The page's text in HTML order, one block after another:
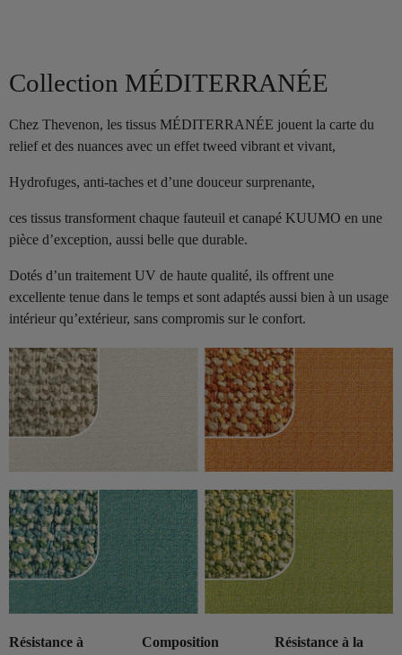
Collection MÉDITERRANÉE
Chez Thevenon, les tissus MÉDITERRANÉE jouent la carte du
relief et des nuances avec un effet tweed vibrant et vivant,
Hydrofuges, anti-taches et d’une douceur surprenante,
ces tissus transforment chaque fauteuil et canapé KUUMO en une
pièce d’exception, aussi belle que durable.
Dotés d’un traitement UV de haute qualité, ils offrent une
excellente tenue dans le temps et sont adaptés aussi bien à un usage
intérieur qu’extérieur, sans compromis sur le confort.
Résistance à
Composition
Résistance à la